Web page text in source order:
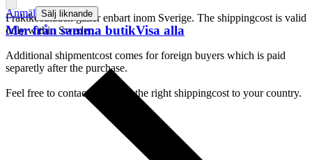
Fraktkostnaden gäller enbart inom Sverige. The shippingcost is valid
only within Sweden.
Additional shipmentcost comes for foreign buyers which is paid
separetly after the purchase.
Feel free to contact me to get the right shippingcost to your country.
Anmäl Sälj liknande
Mer från samma butikVisa alla